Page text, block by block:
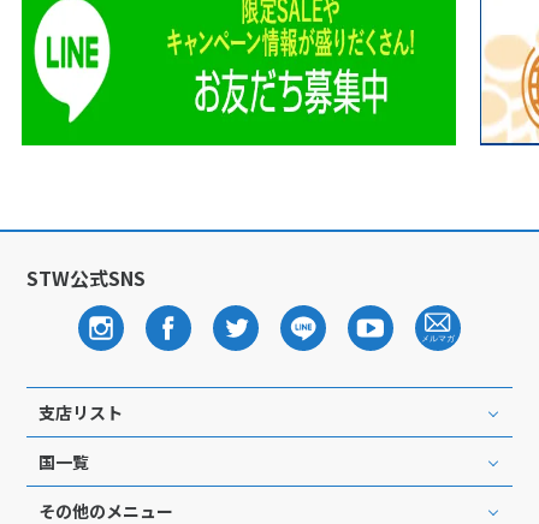
STW公式SNS
支店リスト
国一覧
その他のメニュー